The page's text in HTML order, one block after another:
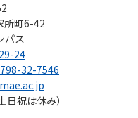
所町6-42
パス
24
32-7546
祝は休み）